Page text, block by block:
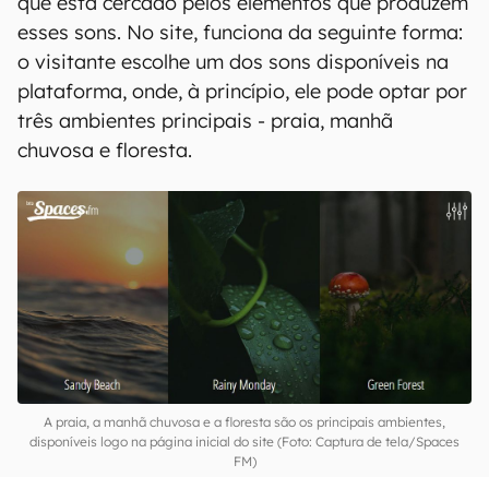
esses sons. No site, funciona da seguinte forma:
o visitante escolhe um dos sons disponíveis na
plataforma, onde, à princípio, ele pode optar por
três ambientes principais - praia, manhã
chuvosa e floresta.
A praia, a manhã chuvosa e a floresta são os principais ambientes,
disponíveis logo na página inicial do site (Foto: Captura de tela/Spaces
FM)